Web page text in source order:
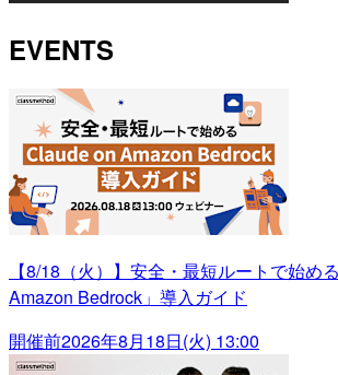
EVENTS
【8/18（火）】安全・最短ルートで始め
Amazon Bedrock」導入ガイド
開催前2026年8月18日(火) 13:00